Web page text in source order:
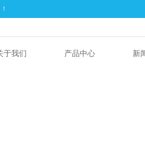
于我们 产品中心 新